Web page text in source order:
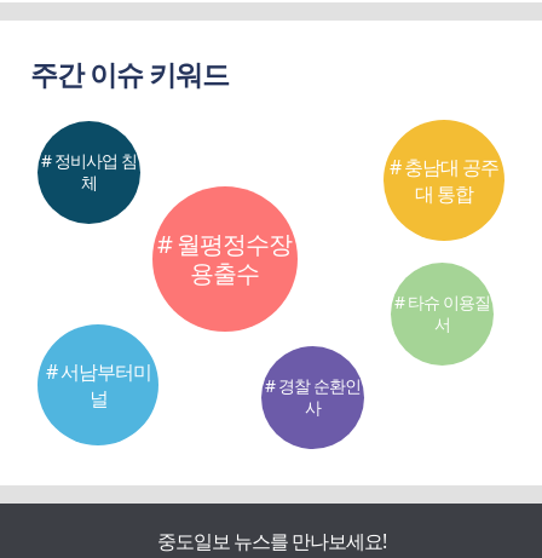
주간 이슈 키워드
# 월평정수장
용출수
# 서남부터미
널
# 충남대 공주
대 통합
# 정비사업 침
체
# 경찰 순환인
사
# 타슈 이용질
서
중도일보 뉴스를 만나보세요!